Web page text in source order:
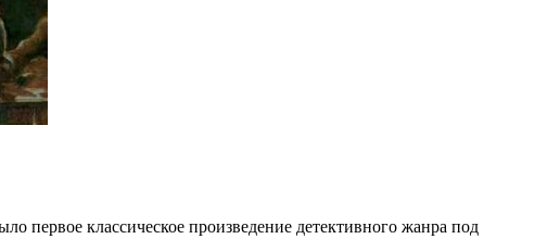
первое классическое произведение детективного жанра под